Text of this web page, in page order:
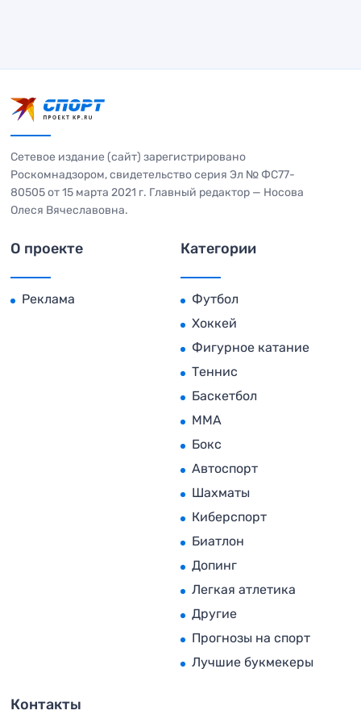
Сетевое издание (сайт) зарегистрировано
Роскомнадзором, свидетельство серия Эл № ФС77-
80505 от 15 марта 2021 г. Главный редактор — Носова
Олеся Вячеславовна.
О проекте
Реклама
Категории
Футбол
Хоккей
Фигурное катание
Теннис
Баскетбол
MMA
Бокс
Автоспорт
Шахматы
Киберспорт
Биатлон
Допинг
Легкая атлетика
Другие
Прогнозы на спорт
Лучшие букмекеры
Контакты